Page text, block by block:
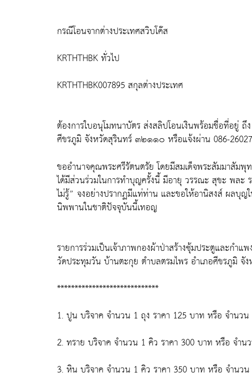
กรณีโอนจากต่างประเทศสวิบโค๊ส
KRTHTHBK ทั่วไป
KRTHTHBK007895 สกุลต่างประเทศ
ต้องการใบอนุโมทนาบัตร ส่งสลิปโอนเงินพร้อมชื่อที่อยู่
ศีขรภูมิ จังหวัดสุรินทร์ ๓๒๑๑๐ หรือแจ้งผ่าน 086-
ขออำนาจคุณพระศรีรัตนตรัย โดยมีสมเด็จพระสัมมาสัม
ได้มีส่วนร่วมในการทำบุญครั้งนี้ มีอายุ วรรณะ สุขะ พละ
ไม่รู้” จงอย่างปรากฏมีแท่ท่าน และขอให้อานิสงส์ ผลบุ
นิพพานในชาติปัจจุบันนี้เทอญ
รายการร่วมเป็นเจ้าภาพกองผ้าป่าสร้างซุ้มประตูและกำแพ
วัดประทุมวัน บ้านตะกุย ตำบลตรมไพร อำเภอศีขรภูมิ จั
*****************************
1. ปูน บริจาค จำนวน 1 ถุง ราคา 125 บาท หรือ จำนว
2. ทราย บริจาค จำนวน 1 คิว ราคา 300 บาท หรือ จำน
3. หิน บริจาค จำนวน 1 คิว ราคา 350 บาท หรือ จำนว